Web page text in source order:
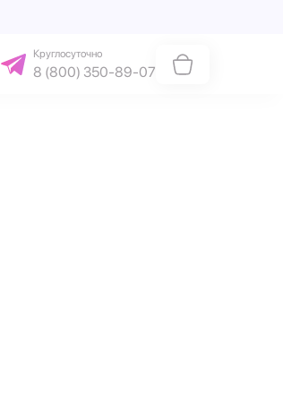
Круглосуточно
8 (800) 350-89-07